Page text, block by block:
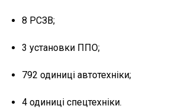
8 РСЗВ;
3 установки ППО;
792 одиниці автотехніки;
4 одиниці спецтехніки.